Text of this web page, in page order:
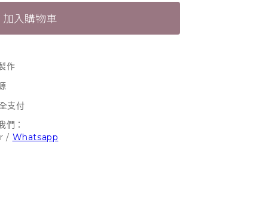
加入購物車
作
支付
們：
/ Whatsapp